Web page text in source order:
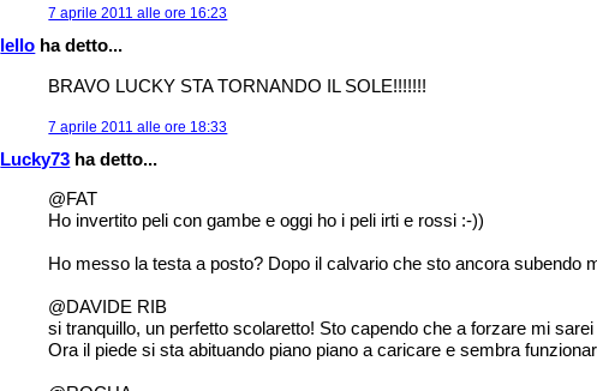
7 aprile 2011 alle ore 16:23
lello ha detto...
BRAVO LUCKY STA TORNANDO IL SOLE!!!!!!!
7 aprile 2011 alle ore 18:33
Lucky73 ha detto...
@FAT
Ho invertito peli con gambe e oggi ho i peli irti e rossi :-))
Ho messo la testa a posto? Dopo il calvario che sto ancora subendo
@DAVIDE RIB
si tranquillo, un perfetto scolaretto! Sto capendo che a forzare mi
Ora il piede si sta abituando piano piano a caricare e sembra